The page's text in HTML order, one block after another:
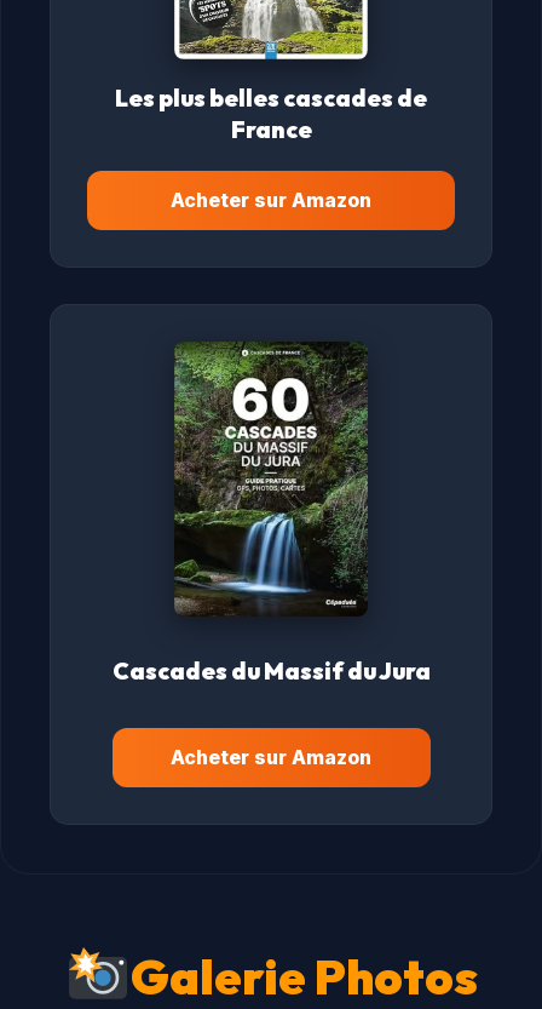
Les plus belles cascades de
France
Acheter sur Amazon
Cascades du Massif du Jura
Acheter sur Amazon
Galerie Photos